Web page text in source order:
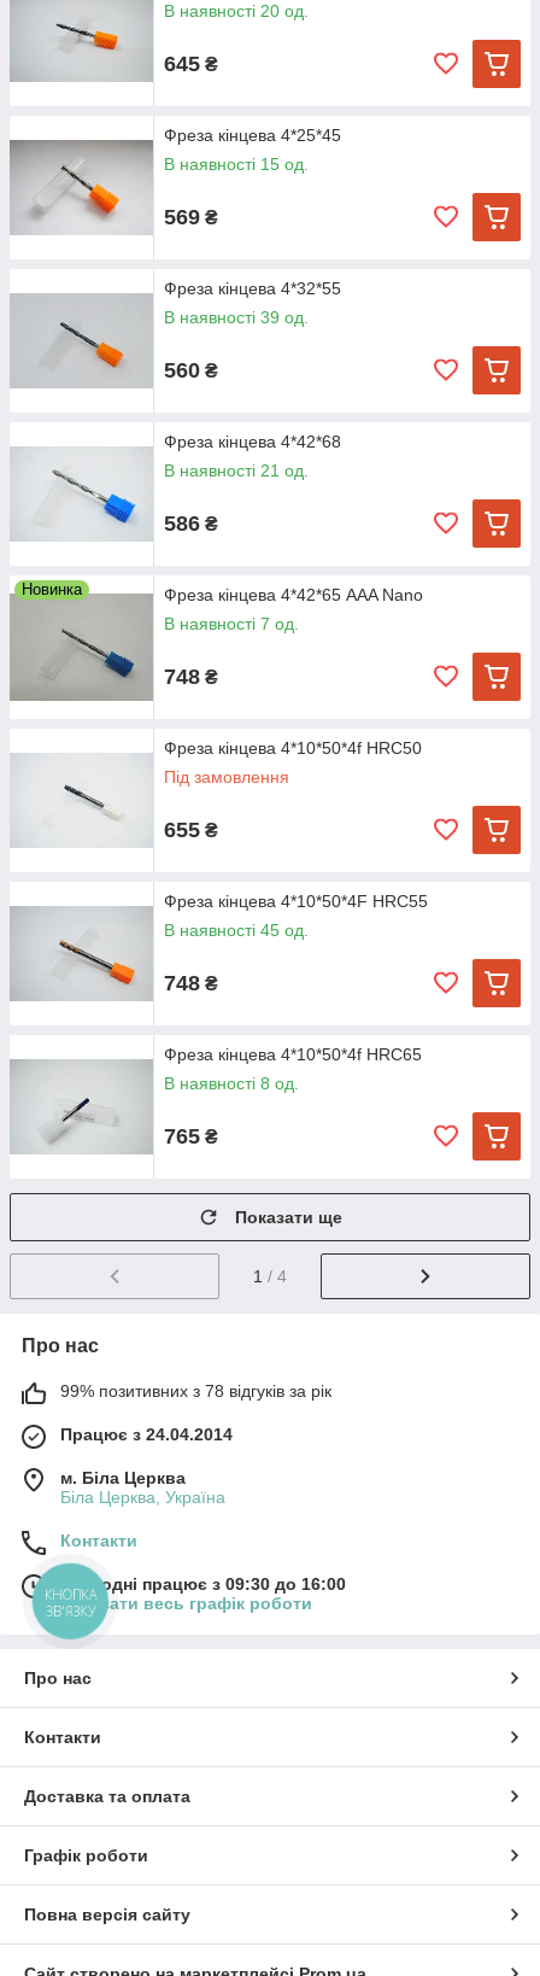
В наявності 20 од.
645 ₴
Фреза кінцева 4*25*45
В наявності 15 од.
569 ₴
Фреза кінцева 4*32*55
В наявності 39 од.
560 ₴
Фреза кінцева 4*42*68
В наявності 21 од.
586 ₴
Новинка
Фреза кінцева 4*42*65 AAA Nano
В наявності 7 од.
748 ₴
Фреза кінцева 4*10*50*4f HRC50
Під замовлення
655 ₴
Фреза кінцева 4*10*50*4F HRC55
В наявності 45 од.
748 ₴
Фреза кінцева 4*10*50*4f HRC65
В наявності 8 од.
765 ₴
Показати ще
1 / 4
Про нас
99% позитивних з 78 відгуків за рік
Працює з 24.04.2014
м. Біла Церква
Біла Церква, Україна
Контакти
Сьогодні працює з 09:30 до 16:00
Показати весь графік роботи
Про нас
Контакти
Доставка та оплата
Графік роботи
Повна версія сайту
КНОПКА
ЗВ'ЯЗКУ